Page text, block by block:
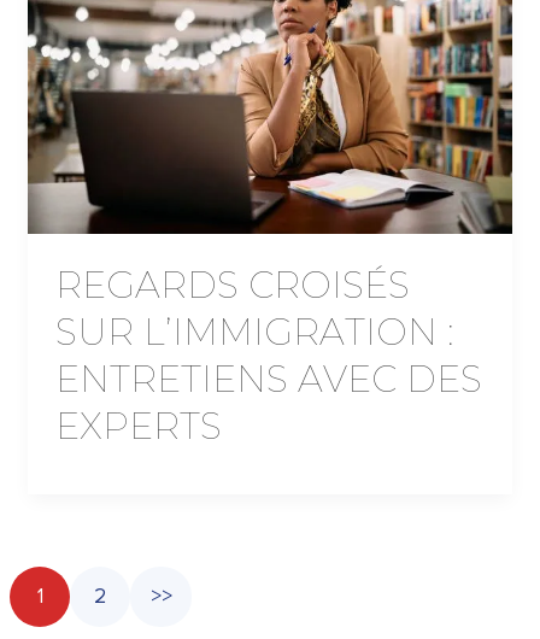
REGARDS CROISÉS
SUR L’IMMIGRATION :
ENTRETIENS AVEC DES
EXPERTS
1 2 >>